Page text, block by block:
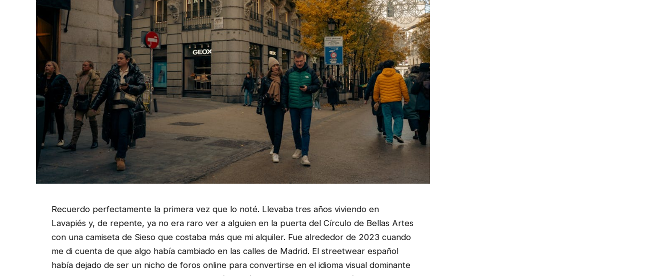
Recuerdo perfectamente la primera vez que lo noté. Llevaba tres años viviendo en
Lavapiés y, de repente, ya no era raro ver a alguien en la puerta del Círculo de Bellas Artes
con una camiseta de Sieso que costaba más que mi alquiler. Fue alrededor de 2023 cuando
me di cuenta de que algo había cambiado en las calles de Madrid. El streetwear español
había dejado de ser un nicho de foros online para convertirse en el idioma visual dominante